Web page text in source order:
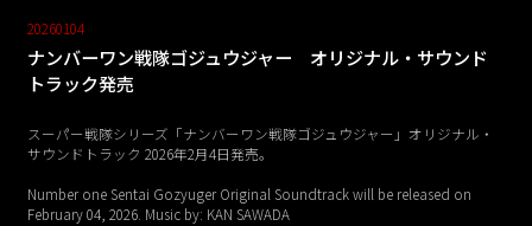
20260104
ナンバーワン戦隊ゴジュウジャー オリジナル・サウンド
トラック発売
スーパー戦隊シリーズ「ナンバーワン戦隊ゴジュウジャー」オリジナル・
サウンドトラック 2026年2月4日発売。
Number one Sentai Gozyuger Original Soundtrack will be released on
February 04, 2026. Music by: KAN SAWADA